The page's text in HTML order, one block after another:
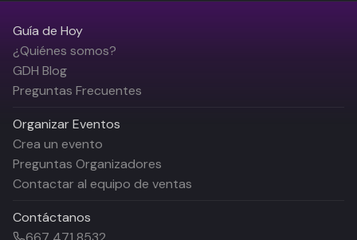
Guía de Hoy
¿Quiénes somos?
GDH Blog
Preguntas Frecuentes
Organizar Eventos
Crea un evento
Preguntas Organizadores
Contactar al equipo de ventas
Contáctanos